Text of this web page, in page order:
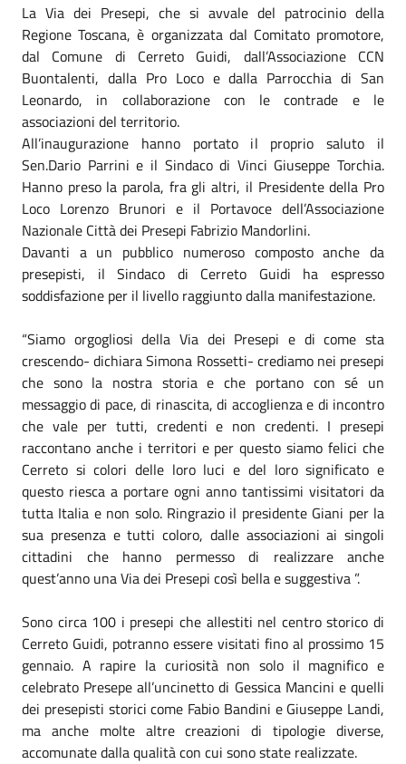
La Via dei Presepi, che si avvale del patrocinio della
Regione Toscana, è organizzata dal Comitato promotore,
dal Comune di Cerreto Guidi, dall’Associazione CCN
Buontalenti, dalla Pro Loco e dalla Parrocchia di San
Leonardo, in collaborazione con le contrade e le
associazioni del territorio.
All’inaugurazione hanno portato il proprio saluto il
Sen.Dario Parrini e il Sindaco di Vinci Giuseppe Torchia.
Hanno preso la parola, fra gli altri, il Presidente della Pro
Loco Lorenzo Brunori e il Portavoce dell’Associazione
Nazionale Città dei Presepi Fabrizio Mandorlini.
Davanti a un pubblico numeroso composto anche da
presepisti, il Sindaco di Cerreto Guidi ha espresso
soddisfazione per il livello raggiunto dalla manifestazione.
“Siamo orgogliosi della Via dei Presepi e di come sta
crescendo- dichiara Simona Rossetti- crediamo nei presepi
che sono la nostra storia e che portano con sé un
messaggio di pace, di rinascita, di accoglienza e di incontro
che vale per tutti, credenti e non credenti. I presepi
raccontano anche i territori e per questo siamo felici che
Cerreto si colori delle loro luci e del loro significato e
questo riesca a portare ogni anno tantissimi visitatori da
tutta Italia e non solo. Ringrazio il presidente Giani per la
sua presenza e tutti coloro, dalle associazioni ai singoli
cittadini che hanno permesso di realizzare anche
quest’anno una Via dei Presepi così bella e suggestiva ”.
Sono circa 100 i presepi che allestiti nel centro storico di
Cerreto Guidi, potranno essere visitati fino al prossimo 15
gennaio. A rapire la curiosità non solo il magnifico e
celebrato Presepe all’uncinetto di Gessica Mancini e quelli
dei presepisti storici come Fabio Bandini e Giuseppe Landi,
ma anche molte altre creazioni di tipologie diverse,
accomunate dalla qualità con cui sono state realizzate.